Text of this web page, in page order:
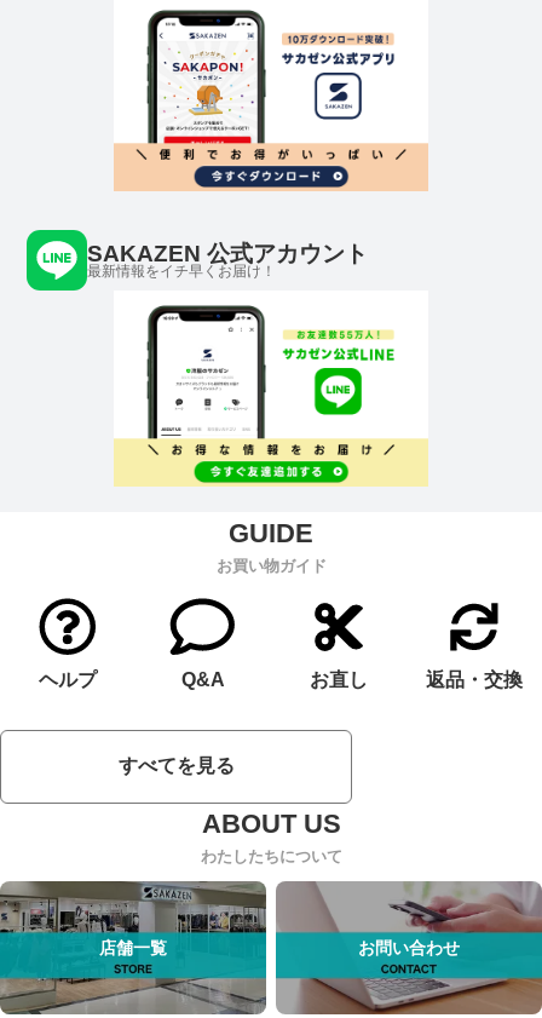
SAKAZEN 公式アカウント
最新情報をイチ早くお届け！
お買い物ガイド
ヘルプ Q&A お直し 返品・交換
すべてを見る
わたしたちについて
店舗一覧 お問い合わせ